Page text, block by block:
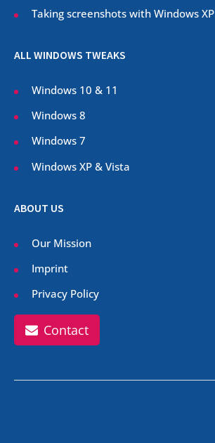
Taking screenshots with Windows XP
ALL WINDOWS TWEAKS
Windows 10 & 11
Windows 8
Windows 7
Windows XP & Vista
ABOUT US
Our Mission
Imprint
Privacy Policy
Contact